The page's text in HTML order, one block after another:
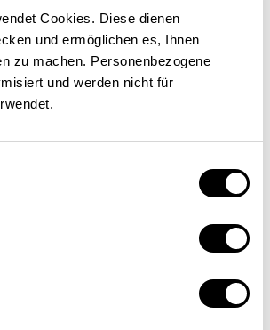
Cookies. Diese dienen
und ermöglichen es, Ihnen
zu machen. Personenbezogene
und werden nicht für